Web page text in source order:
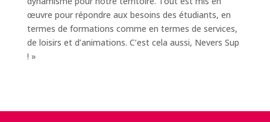
œuvre pour répondre aux besoins des étudiants, en
termes de formations comme en termes de services,
de loisirs et d’animations. C’est cela aussi, Nevers Sup
! »